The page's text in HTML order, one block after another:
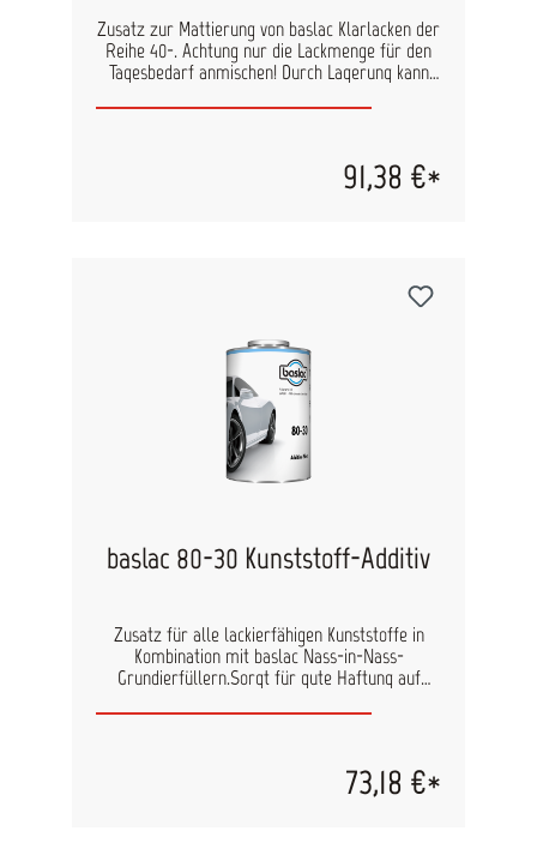
Zusatz zur Mattierung von baslac Klarlacken der
Reihe 40-. Achtung nur die Lackmenge für den
Tagesbedarf anmischen! Durch Lagerung kann
Verarbeitungshinweise finden Sie in den
91,38 €*
baslac 80-30 Kunststoff-Additiv
Zusatz für alle lackierfähigen Kunststoffe in
Kombination mit baslac Nass-in-Nass-
Grundierfüllern.Sorgt für gute Haftung auf
auf angrenzende KTL-Teile aufgetragen werden.
und Polyethylen (PE) bietet keine ausreichende
Haftung und wird daher nicht empfohlen. Genaue
73,18 €*